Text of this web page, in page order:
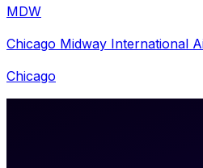
MDW
Chicago Midway International
Chicago